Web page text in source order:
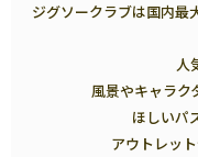
ジグソークラブは国内最
人
風景やキャラク
ほしいパ
アウトレッ